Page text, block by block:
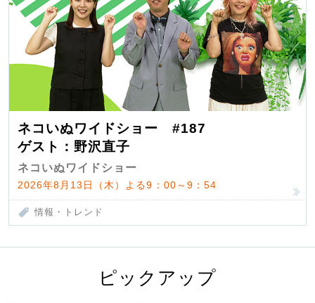
ネコいぬワイドショー #187
ゲスト：野沢直子
ネコいぬワイドショー
2026年8月13日（木）よる9：00～9：54
情報・トレンド
ピックアップ